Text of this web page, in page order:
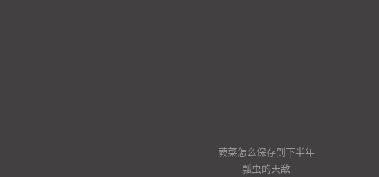
蕨菜怎么保存到下半年
瓢虫的天敌